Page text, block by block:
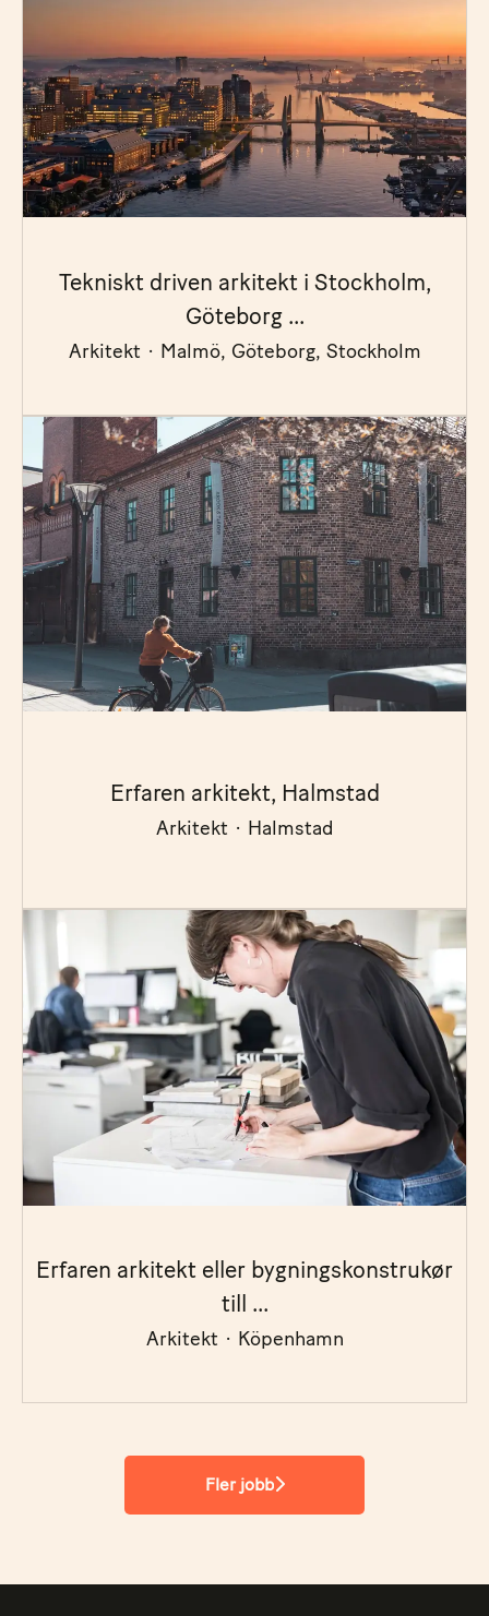
Tekniskt driven arkitekt i Stockholm,
Göteborg ...
Arkitekt · Malmö, Göteborg, Stockholm
Erfaren arkitekt, Halmstad
Arkitekt · Halmstad
Erfaren arkitekt eller bygningskonstrukør
till ...
Arkitekt · Köpenhamn
Fler jobb